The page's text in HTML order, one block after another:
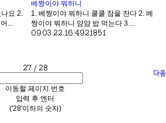
요 2.
...
베짱이야 뭐하니
1. 베짱이야 뭐하니 쿨쿨 잠을 잔다 2. 베
짱이야 뭐하니 얌얌 밥 먹는다 3....
09.03.22. 16:4921851
27 / 28
이동할 페이지 번호
입력 후 엔터
('28'이하의 숫자)
다음